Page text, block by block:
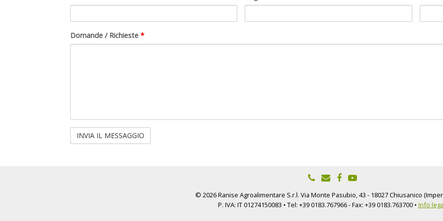
Domande / Richieste *
© 2026 Ranise Agroalimentare S.r.l. Via Monte Pasubio, 43 - 18027 Chiusanico
P. IVA: IT 01274150083 • Tel: +39 0183.767966 - Fax: +39 0183.763700 • Info